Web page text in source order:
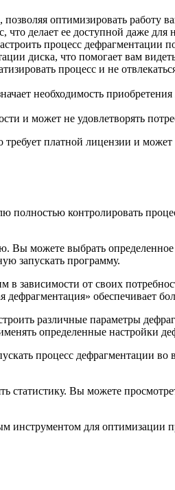
оптимизировать работу
делает ее доступной даже для
процесс дефрагментации
диска, что помогает вам
процесс и не
необходимость
и может не удовлетворять
платной лицензии и
полностью контролировать
Вы можете выбрать
запускать программу.
зависимости от своих
обеспечивает
различные параметры
определенные настройки
процесс дефрагментации во
статистику. Вы можете
инструментом для